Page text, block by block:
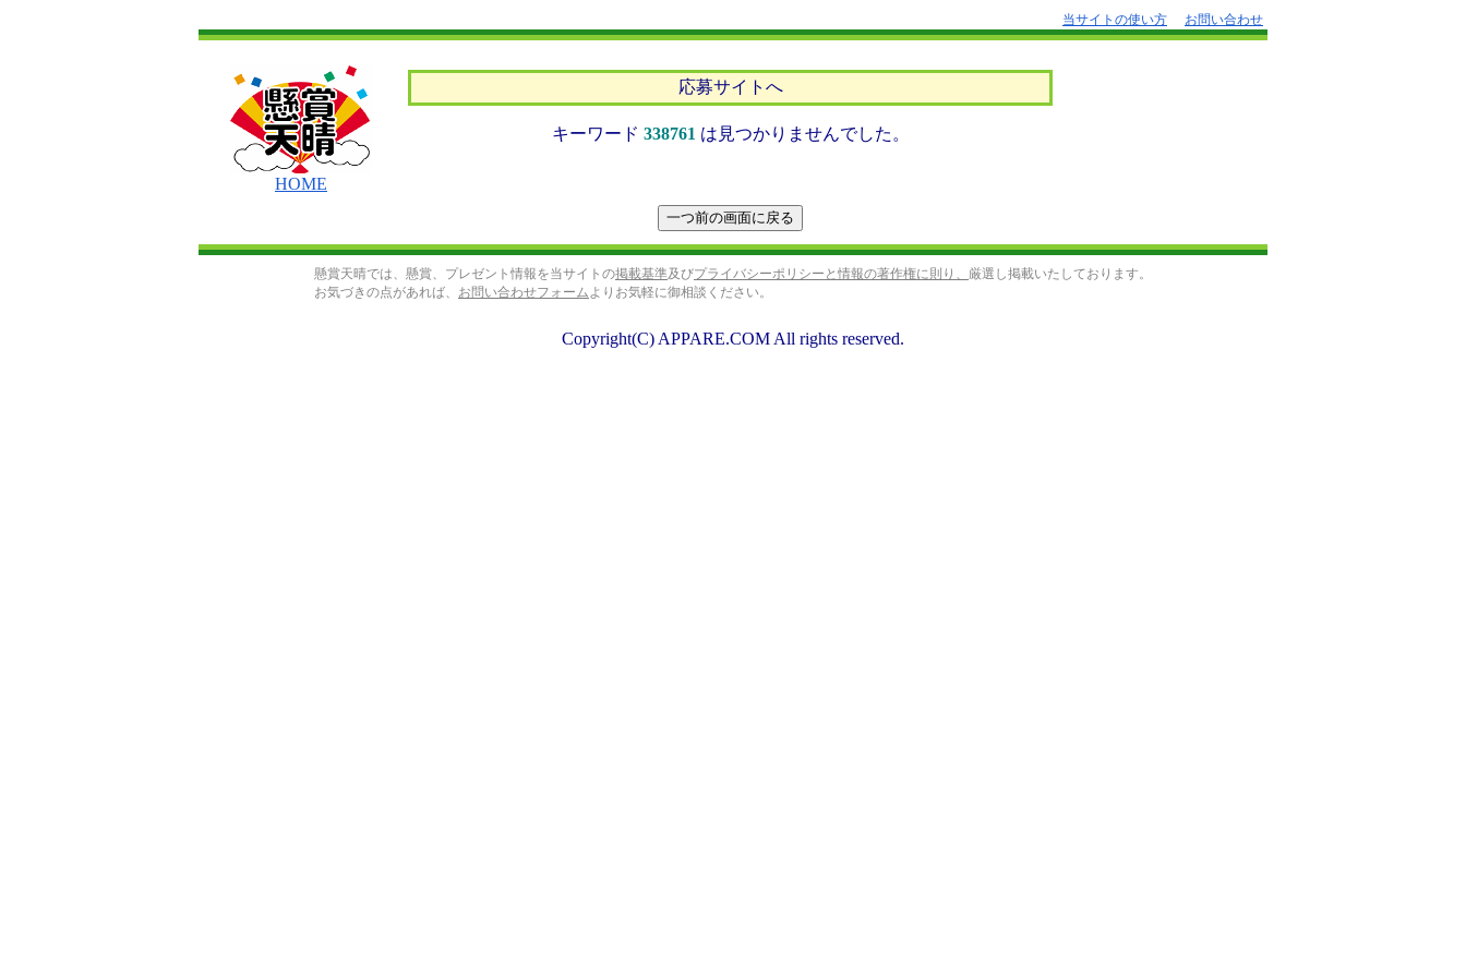
当サイトの使い方 お問い合わせ
HOME
応募サイトへ
キーワード 338761 は見つかりませんでした。
懸賞天晴では、懸賞、プレゼント情報を当サイトの掲載基準及びプライバシーポリシーと情報の著作権に則り、 厳選し掲載いたしております。
お気づきの点があれば、 お問い合わせフォームよりお気軽に御相談ください。
Copyright(C) APPARE.COM All rights reserved.